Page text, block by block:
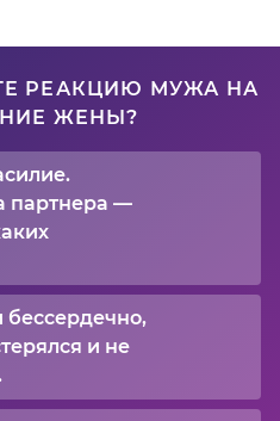
РЕАКЦИЮ МУЖА НА
ЖЕНЫ?
партнера —
бессердечно,
и не